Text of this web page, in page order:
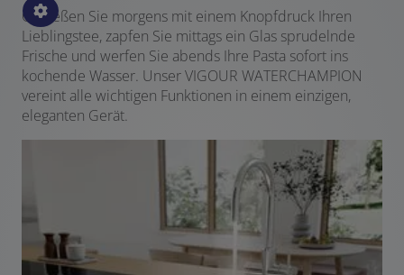
Genießen Sie morgens mit einem Knopfdruck Ihren
Lieblingstee, zapfen Sie mittags ein Glas sprudelnde
Frische und werfen Sie abends Ihre Pasta sofort ins
kochende Wasser. Unser VIGOUR WATERCHAMPION
vereint alle wichtigen Funktionen in einem einzigen,
eleganten Gerät.